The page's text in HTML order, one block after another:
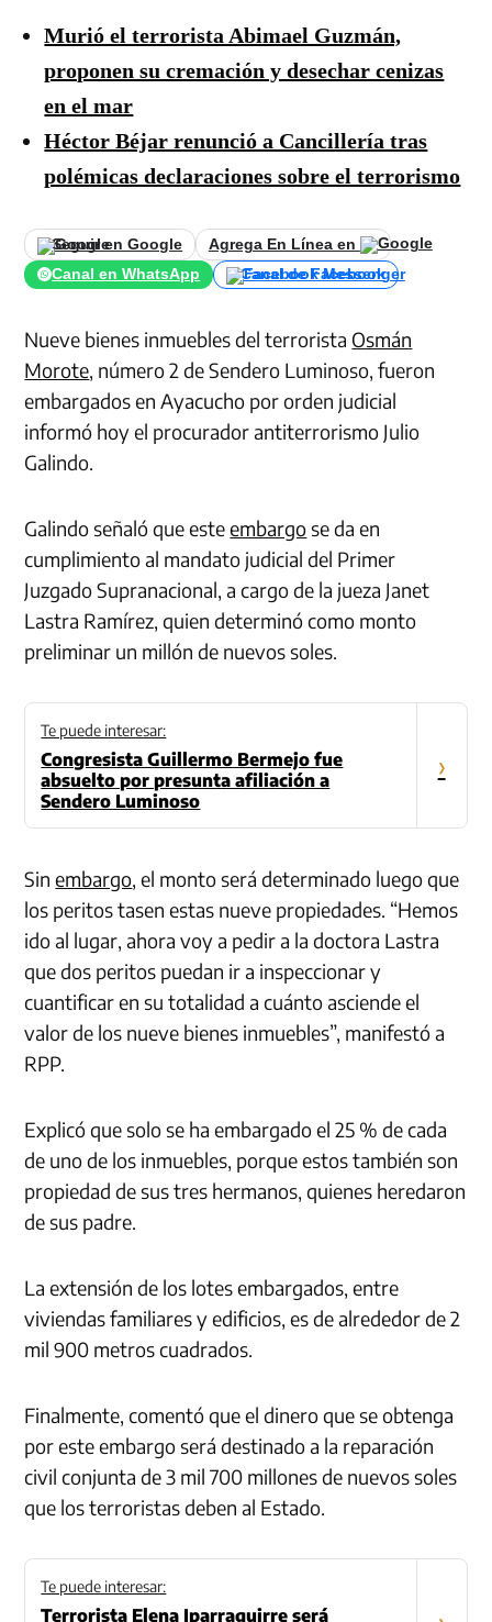
Murió el terrorista Abimael Guzmán,
proponen su cremación y desechar cenizas
en el mar
Héctor Béjar renunció a Cancillería tras
polémicas declaraciones sobre el terrorismo
Seguir en Google
Agrega En Línea en
Canal en WhatsApp
Canal de Facebook
Nueve bienes inmuebles del terrorista Osmán
Morote, número 2 de Sendero Luminoso, fueron
embargados en Ayacucho por orden judicial
informó hoy el procurador antiterrorismo Julio
Galindo.
Galindo señaló que esteembargose da en
cumplimiento al mandato judicial del Primer
Juzgado Supranacional, a cargo de la jueza Janet
Lastra Ramírez, quien determinó como monto
preliminar un millón de nuevos soles.
Te puede interesar:
Congresista Guillermo Bermejo fue
absuelto por presunta afiliación a
Sendero Luminoso
›
Sinembargo, el monto será determinado luego que
los peritos tasen estas nueve propiedades. “Hemos
ido al lugar, ahora voy a pedir a la doctora Lastra
que dos peritos puedan ir a inspeccionar y
cuantificar en su totalidad a cuánto asciende el
valor de los nueve bienes inmuebles”, manifestó a
RPP.
Explicó que solo se ha embargado el 25 % de cada
de uno de los inmuebles, porque estos también son
propiedad de sus tres hermanos, quienes heredaron
de sus padre.
La extensión de los lotes embargados, entre
viviendas familiares y edificios, es de alrededor de 2
mil 900 metros cuadrados.
Finalmente, comentó que el dinero que se obtenga
por este embargo será destinado a la reparación
civil conjunta de 3 mil 700 millones de nuevos soles
que los terroristas deben al Estado.
Te puede interesar:
Terrorista Elena Iparraguirre será